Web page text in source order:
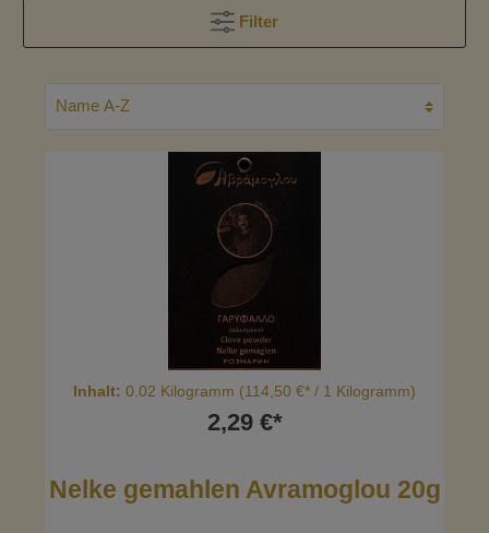
Filter
Inhalt: 0.02 Kilogramm (114,50 €* / 1 Kilogramm)
2,29 €*
Nelke gemahlen Avramoglou 20g